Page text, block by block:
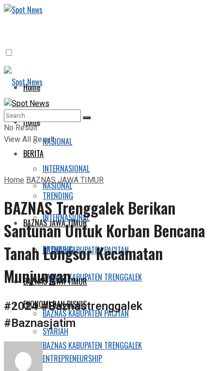
Home
BERITA
NASIONAL
INTERNASIONAL
TRENDING
BAZNAS JAWA TIMUR
BAZNAS KABUPATEN PACITAN
BAZNAS KABUPATEN TRENGGALEK
EKONOMI DAN BISNIS
SYARIAH
ENTREPRENEURSHIP
Home
BERITA
NASIONAL
INTERNASIONAL
TRENDING
BAZNAS JAWA TIMUR
BAZNAS KABUPATEN PACITAN
BAZNAS KABUPATEN TRENGGALEK
No Result
View All Result
HomeBAZNAS JAWA TIMUR
BAZNAS Trenggalek Berikan
Santunan Untuk Korban Bencana
Tanah Longsor Kecamatan
Munjungan
#2024 #Baznastrenggalek
#Baznasjatim